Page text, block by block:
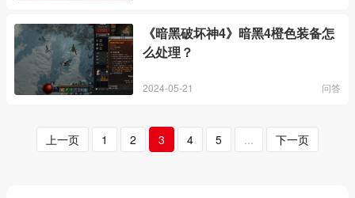
《暗黑破坏神4》暗黑4橙色装备怎
么处理？
2024-05-21 问答
上一页 1 2 3 4 5 ... 下一页